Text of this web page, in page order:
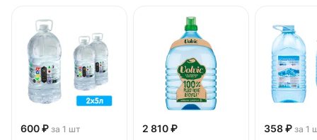
600 ₽ за 1 шт
2 810 ₽
358 ₽ за 1